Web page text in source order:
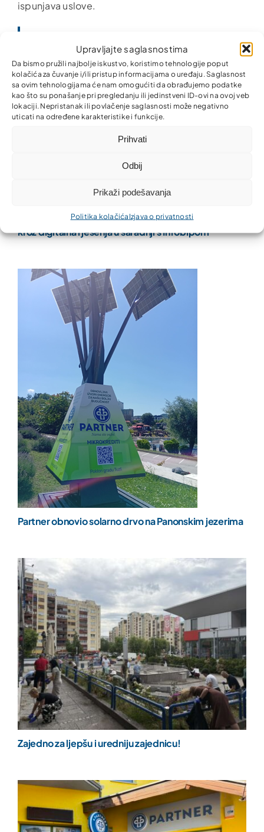
Upravljajte saglasnostima
Da bismo pružili najbolje iskustvo, koristimo tehnologije poput
kolačića za čuvanje i/ili pristup informacijama o uređaju. Saglasnost
sa ovim tehnologijama će nam omogućiti da obrađujemo podatke
kao što su ponašanje pri pregledanju ili jedinstveni ID-ovi na ovoj veb
lokaciji. Nepristanak ili povlačenje saglasnosti može negativno
uticati na određene karakteristike i funkcije.
Prihvati
Odbij
Prikaži podešavanja
Politika kolačića Izjava o privatnosti
ispunjava uslove.
Pregledajte ostale vijesti
Partner MKO unaprijedio komunikaciju s klijentima
kroz digitalna rješenja u saradnji s Infobipom
Partner obnovio solarno drvo na Panonskim jezerima
Zajedno za ljepšu i uredniju zajednicu!